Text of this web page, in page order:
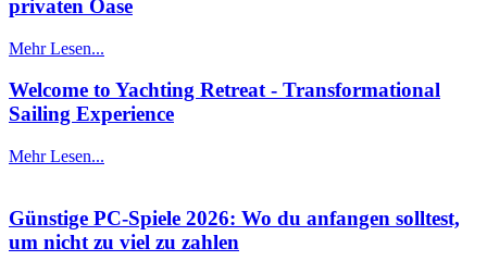
privaten Oase
Mehr Lesen...
Welcome to Yachting Retreat - Transformational
Sailing Experience
Mehr Lesen...
Günstige PC-Spiele 2026: Wo du anfangen solltest,
um nicht zu viel zu zahlen